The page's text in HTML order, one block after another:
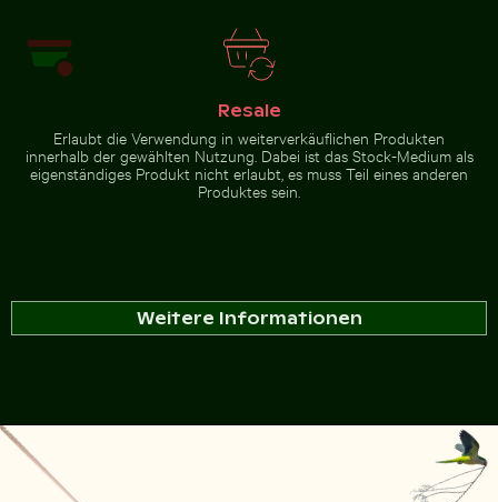
Resale
Erlaubt die Verwendung in weiterverkäuflichen Produkten
innerhalb der gewählten Nutzung. Dabei ist das Stock-Medium als
eigenständiges Produkt nicht erlaubt, es muss Teil eines anderen
Produktes sein.
Weitere Informationen